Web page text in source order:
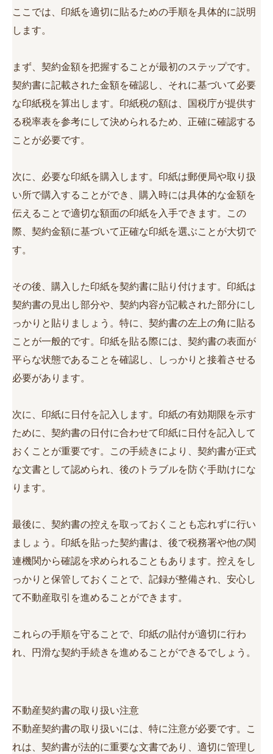
ここでは、印紙を適切に貼るための手順を具体的に説明
します。
まず、契約金額を把握することが最初のステップです。
契約書に記載された金額を確認し、それに基づいて必要
な印紙税を算出します。印紙税の額は、国税庁が提供す
る税率表を参考にして決められるため、正確に確認する
ことが必要です。
次に、必要な印紙を購入します。印紙は郵便局や取り扱
い所で購入することができ、購入時には具体的な金額を
伝えることで適切な額面の印紙を入手できます。この
際、契約金額に基づいて正確な印紙を選ぶことが大切で
す。
その後、購入した印紙を契約書に貼り付けます。印紙は
契約書の見出し部分や、契約内容が記載された部分にし
っかりと貼りましょう。特に、契約書の左上の角に貼る
ことが一般的です。印紙を貼る際には、契約書の表面が
平らな状態であることを確認し、しっかりと接着させる
必要があります。
次に、印紙に日付を記入します。印紙の有効期限を示す
ために、契約書の日付に合わせて印紙に日付を記入して
おくことが重要です。この手続きにより、契約書が正式
な文書として認められ、後のトラブルを防ぐ手助けにな
ります。
最後に、契約書の控えを取っておくことも忘れずに行い
ましょう。印紙を貼った契約書は、後で税務署や他の関
連機関から確認を求められることもあります。控えをし
っかりと保管しておくことで、記録が整備され、安心し
て不動産取引を進めることができます。
これらの手順を守ることで、印紙の貼付が適切に行わ
れ、円滑な契約手続きを進めることができるでしょう。
不動産契約書の取り扱い注意
不動産契約書の取り扱いには、特に注意が必要です。こ
れは、契約書が法的に重要な文書であり、適切に管理し